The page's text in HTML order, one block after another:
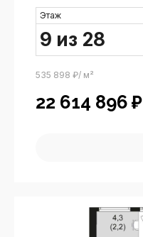
Этаж
9 из 28
535 898 ₽/ м²
22 614 896 ₽